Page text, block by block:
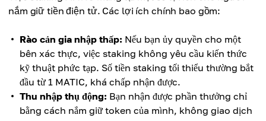
nắm giữ tiền điện tử. Các lợi ích chính bao gồm:
Rào cản gia nhập thấp: Nếu bạn ủy quyền cho một
bên xác thực, việc staking không yêu cầu kiến ​​thức
kỹ thuật phức tạp. Số tiền staking tối thiểu thường bắt
đầu từ 1 MATIC, khá chấp nhận được.
Thu nhập thụ động: Bạn nhận được phần thưởng chỉ
bằng cách nắm giữ token của mình, không giao dịch